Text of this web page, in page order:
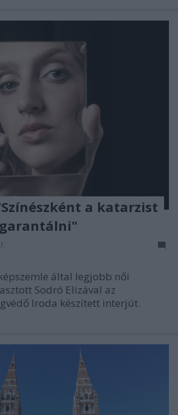
a katarzist
által legjobb női
Sodró Elizával az
Iroda készített interjút.